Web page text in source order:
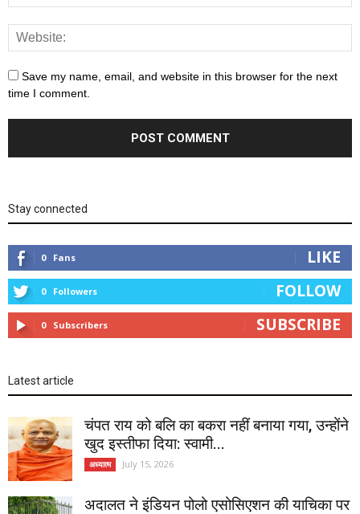
Save my name, email, and website in this browser for the next
time I comment.
Stay connected
0 Fans LIKE
0 Followers FOLLOW
0 Subscribers SUBSCRIBE
Latest article
चंपत राय को बलि का बकरा नहीं बनाया गया, उन्होंने
खुद इस्तीफा दिया: स्वामी...
अध्यात्म July 15, 2026
अदालत ने इंडियन पोलो एसोसिएशन की याचिका पर